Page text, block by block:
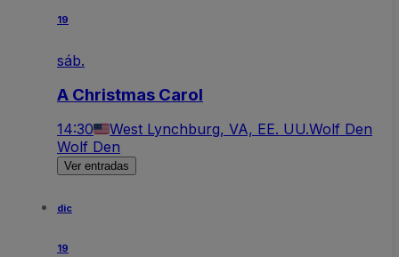
19
sáb.
A Christmas Carol
14:30 West Lynchburg, VA, EE. UU.Wolf Den
Wolf Den
Ver entradas
dic
19